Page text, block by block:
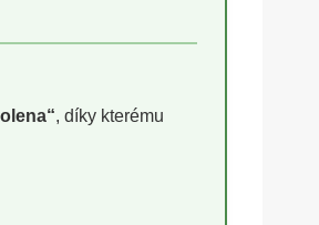
, díky kterému